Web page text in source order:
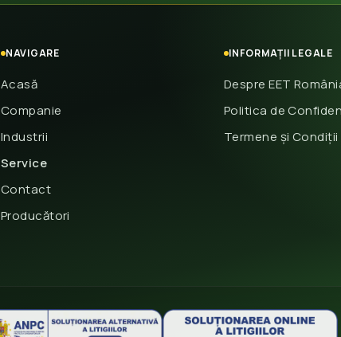
NAVIGARE
Acasă
Companie
Industrii
Service
Contact
Producători
INFORMAȚII LEGALE
Despre EET
Politica de
Termene și Condiții